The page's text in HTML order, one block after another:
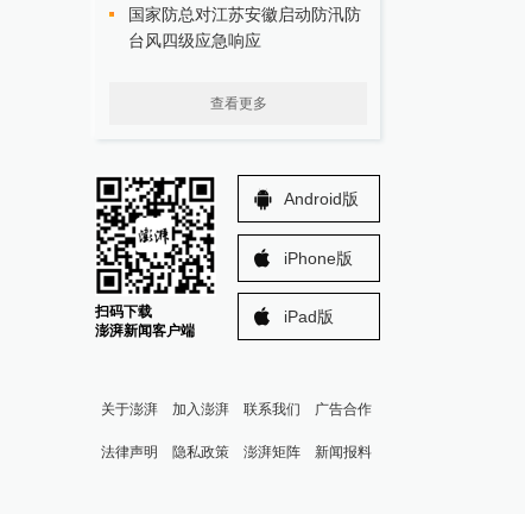
国家防总对江苏安徽启动防汛防
台风四级应急响应
查看更多
扫码下载
澎湃新闻客户端
Android版
iPhone版
iPad版
关于澎湃 加入澎湃 联系我们 广告合作
法律声明 隐私政策 澎湃矩阵 新闻报料